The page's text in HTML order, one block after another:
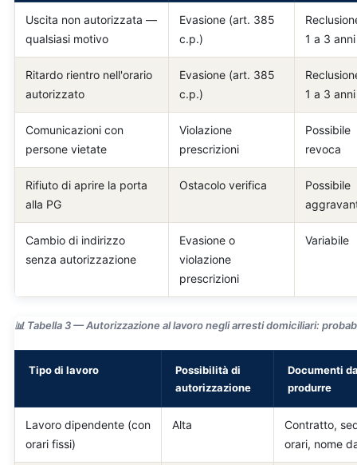
Uscita non autorizzata —
qualsiasi motivo
Evasione (art. 385
c.p.)
1 a 3 anni
Ritardo rientro nell'orario
autorizzato
Evasione (art. 385
c.p.)
1 a 3 anni
Comunicazioni con
persone vietate
Violazione
prescrizioni
Possibile
revoca
Rifiuto di aprire la porta
alla PG
Ostacolo verifica
Possibile
Cambio di indirizzo
senza autorizzazione
Evasione o
violazione
prescrizioni
Variabile
📊 Tabella 3 — Autorizzazione al lavoro negli arresti domiciliari:
Tipo di lavoro
Possibilità di
autorizzazione
Documenti
produrre
Lavoro dipendente (con
orari fissi)
Alta
Contratto,
orari, nome